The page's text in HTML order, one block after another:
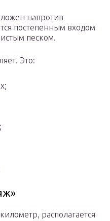
напротив
постепенным входом
песком.
Это:
располагается